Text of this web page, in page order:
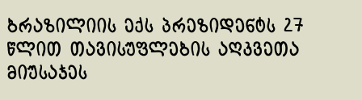
ბრაზილიის ექს პრეზიდენტს 27
წლით თავისუფლების აღკვეთა
მიუსაჯეს